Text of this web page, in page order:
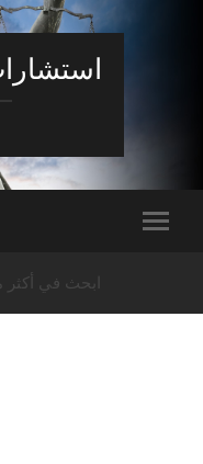
ابحث في أكثر من 50 مليون معلومة